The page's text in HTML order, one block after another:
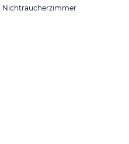
Nichtraucherzimmer